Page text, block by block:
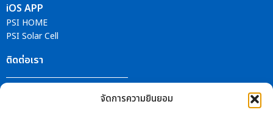
จัดการความยินยอม
iOS APP
PSI HOME
PSI Solar Cell
ติดต่อเรา